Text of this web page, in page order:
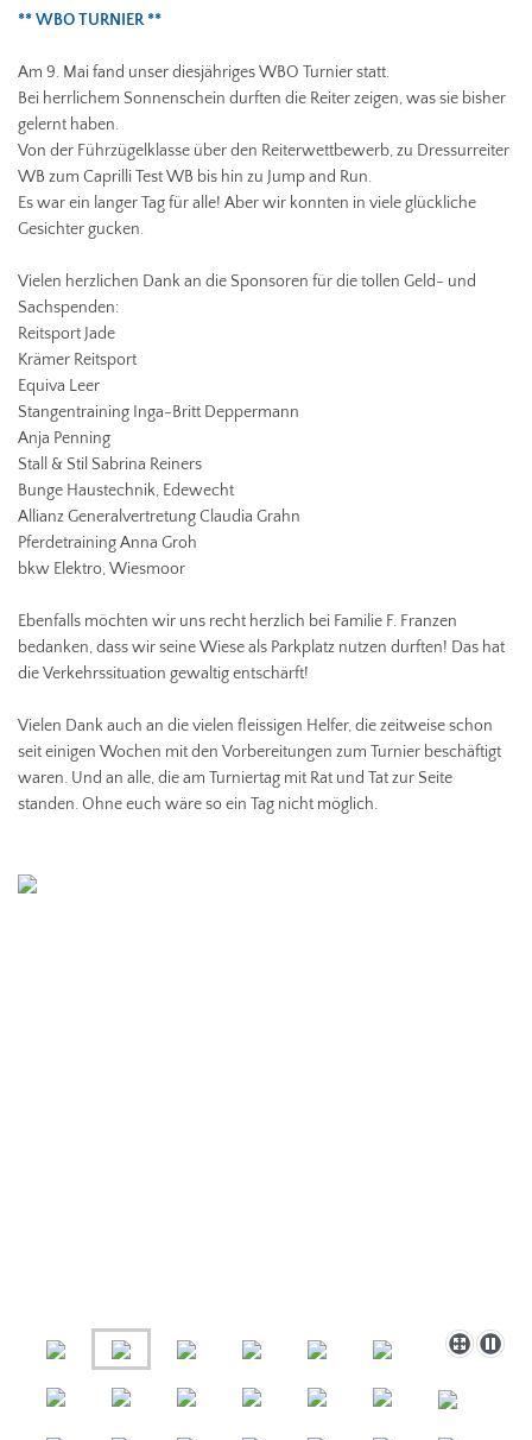
** WBO TURNIER **
Am 9. Mai fand unser diesjähriges WBO Turnier statt.
Bei herrlichem Sonnenschein durften die Reiter zeigen, was sie bisher
gelernt haben.
Von der Führzügelklasse über den Reiterwettbewerb, zu Dressurreiter
WB zum Caprilli Test WB bis hin zu Jump and Run.
Es war ein langer Tag für alle! Aber wir konnten in viele glückliche
Gesichter gucken.
Vielen herzlichen Dank an die Sponsoren für die tollen Geld- und
Sachspenden:
Reitsport Jade
Krämer Reitsport
Equiva Leer
Stangentraining Inga-Britt Deppermann
Anja Penning
Stall & Stil Sabrina Reiners
Bunge Haustechnik, Edewecht
Allianz Generalvertretung Claudia Grahn
Pferdetraining Anna Groh
bkw Elektro, Wiesmoor
Ebenfalls möchten wir uns recht herzlich bei Familie F. Franzen
bedanken, dass wir seine Wiese als Parkplatz nutzen durften! Das hat
die Verkehrssituation gewaltig entschärft!
Vielen Dank auch an die vielen fleissigen Helfer, die zeitweise schon
seit einigen Wochen mit den Vorbereitungen zum Turnier beschäftigt
waren. Und an alle, die am Turniertag mit Rat und Tat zur Seite
standen. Ohne euch wäre so ein Tag nicht möglich.